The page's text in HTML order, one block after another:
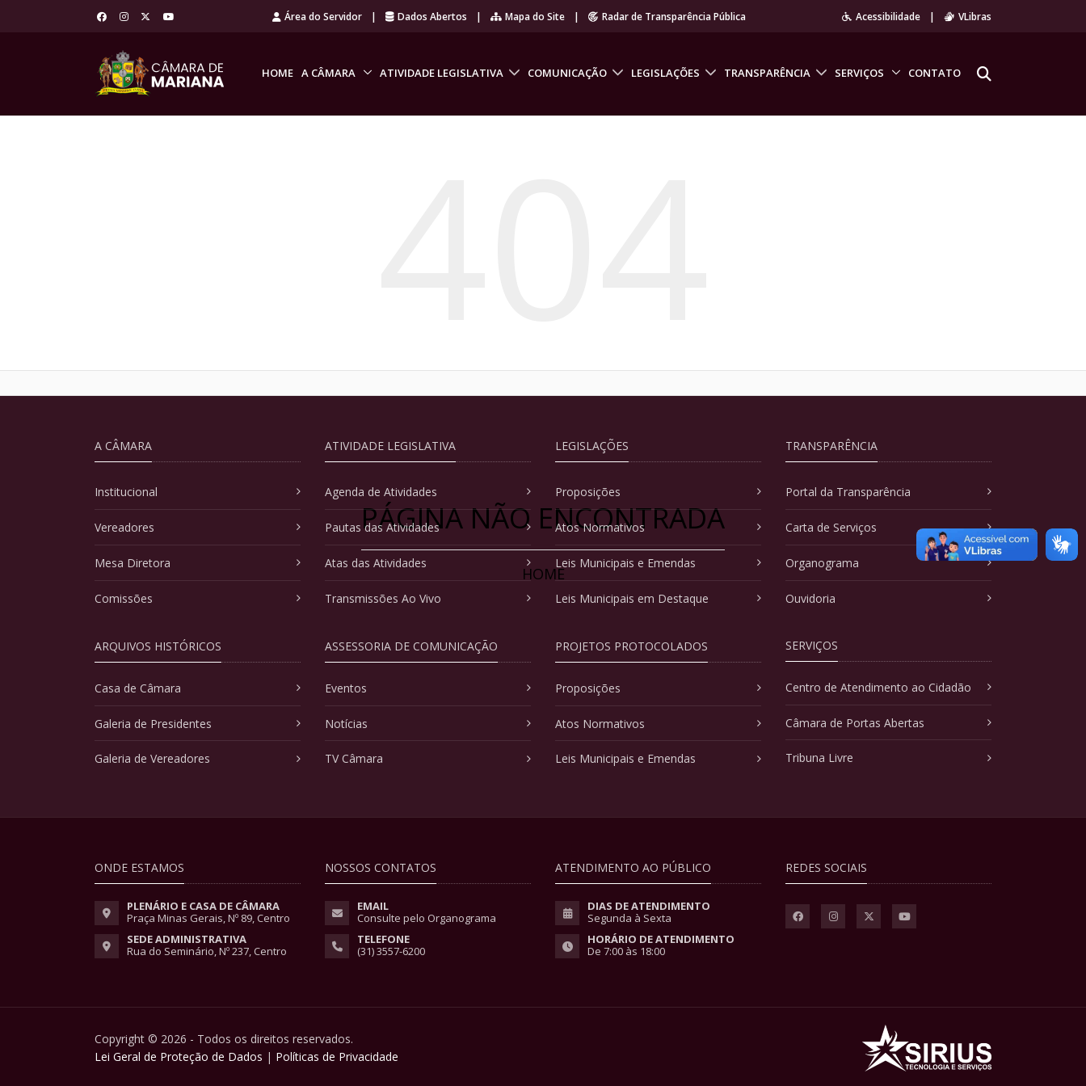
Área do Servidor | Dados Abertos | Mapa do Site | Radar de Transparência Pública Acessibilidade | VLibras
HOME A CÂMARA ATIVIDADE LEGISLATIVA COMUNICAÇÃO LEGISLAÇÕES TRANSPARÊNCIA SERVIÇOS CONTATO
PÁGINA NÃO ENCONTRADA
HOME
A CÂMARA
Institucional
Vereadores
Mesa Diretora
Comissões
ARQUIVOS HISTÓRICOS
Casa de Câmara
Galeria de Presidentes
Galeria de Vereadores
ATIVIDADE LEGISLATIVA
Agenda de Atividades
Pautas das Atividades
Atas das Atividades
Transmissões Ao Vivo
ASSESSORIA DE COMUNICAÇÃO
Eventos
Notícias
TV Câmara
LEGISLAÇÕES
Proposições
Atos Normativos
Leis Municipais e Emendas
Leis Municipais em Destaque
PROJETOS PROTOCOLADOS
Proposições
Atos Normativos
Leis Municipais e Emendas
TRANSPARÊNCIA
Portal da Transparência
Carta de Serviços
Organograma
Ouvidoria
SERVIÇOS
Centro de Atendimento ao Cidadão
Câmara de Portas Abertas
Tribuna Livre
ONDE ESTAMOS
PLENÁRIO E CASA DE CÂMARA
Praça Minas Gerais, Nº 89, Centro
SEDE ADMINISTRATIVA
Rua do Seminário, Nº 237, Centro
NOSSOS CONTATOS
EMAIL
Consulte pelo Organograma
TELEFONE
(31) 3557-6200
ATENDIMENTO AO PÚBLICO
DIAS DE ATENDIMENTO
Segunda à Sexta
HORÁRIO DE ATENDIMENTO
De 7:00 às 18:00
REDES SOCIAIS
Copyright © 2026 - Todos os direitos reservados.
Lei Geral de Proteção de Dados | Políticas de Privacidade